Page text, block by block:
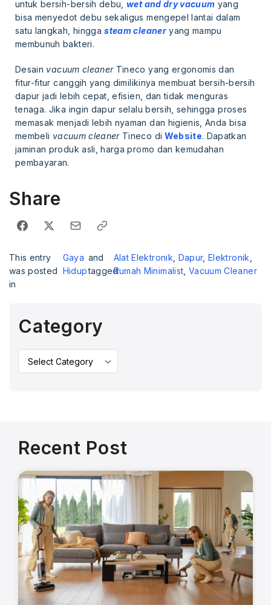
untuk bersih-bersih debu, wet and dry vacuum yang
bisa menyedot debu sekaligus mengepel lantai dalam
satu langkah, hinggasteam cleaneryang mampu
membunuh bakteri.
Desain vacuum cleanerTineco yang ergonomis dan
fitur-fitur canggih yang dimilikinya membuat bersih-bersih
dapur jadi lebih cepat, efisien, dan tidak menguras
tenaga. Jika ingin dapur selalu bersih, sehingga proses
memasak menjadi lebih nyaman dan higienis, Anda bisa
membeli vacuum cleanerTineco di Website. Dapatkan
jaminan produk asli, harga promo dan kemudahan
pembayaran.
Share
This entry
was posted
in
Gaya
Hidup
and
tagged
Alat Elektronik, Dapur, Elektronik,
Rumah Minimalist, Vacuum Cleaner
Category
Recent Post